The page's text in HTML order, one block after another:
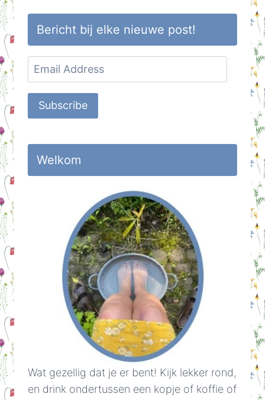
Bericht bij elke nieuwe post!
Email
Address
Subscribe
Welkom
Wat gezellig dat je er bent! Kijk lekker rond,
en drink ondertussen een kopje of koffie of